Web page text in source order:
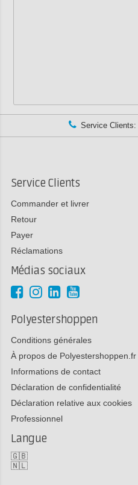
Service Clients:
Service Clients
Commander et livrer
Retour
Payer
Réclamations
Médias sociaux
Polyestershoppen
Conditions générales
À propos de Polyestershoppen.fr
Informations de contact
Déclaration de confidentialité
Déclaration relative aux cookies
Professionnel
Langue
🇬🇧
🇳🇱